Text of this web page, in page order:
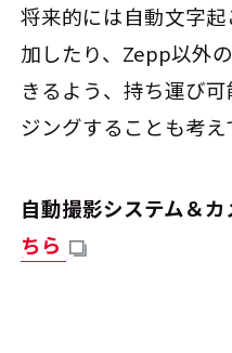
将来的には自動文字
加したり、Zepp以外
きるよう、持ち運び
ジングすることも考え
自動撮影システム＆
ちら